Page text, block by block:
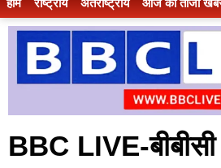
होम राष्ट्रीय अंतर्राष्ट्रीय आज की ताजा
BBC LIVE-बीबीसी